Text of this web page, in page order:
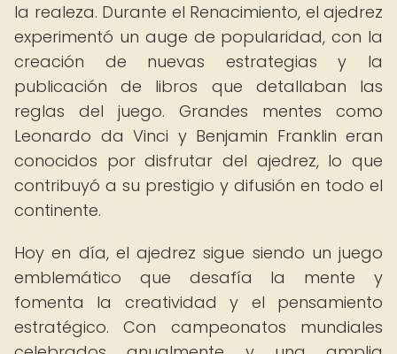
la realeza. Durante el Renacimiento, el ajedrez
experimentó un auge de popularidad, con la
creación de nuevas estrategias y la
publicación de libros que detallaban las
reglas del juego. Grandes mentes como
Leonardo da Vinci y Benjamin Franklin eran
conocidos por disfrutar del ajedrez, lo que
contribuyó a su prestigio y difusión en todo el
continente.
Hoy en día, el ajedrez sigue siendo un juego
emblemático que desafía la mente y
fomenta la creatividad y el pensamiento
estratégico. Con campeonatos mundiales